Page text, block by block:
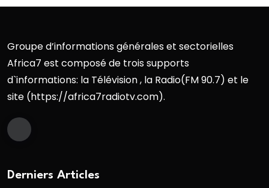
Groupe d’informations générales et sectorielles
Africa7 est composé de trois supports
d`informations: la Télévision , la Radio(FM 90.7) et le
site (https://africa7radiotv.com).
Derniers Articles